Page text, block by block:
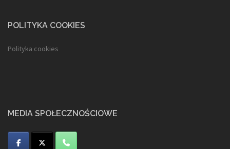
POLITYKA COOKIES
Polityka cookies
MEDIA SPOŁECZNOŚCIOWE